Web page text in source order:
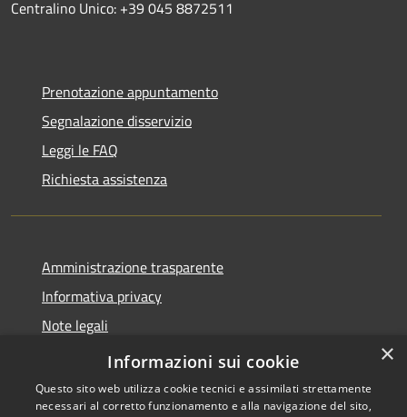
Centralino Unico: +39 045 8872511
Prenotazione appuntamento
Segnalazione disservizio
Leggi le FAQ
Richiesta assistenza
Amministrazione trasparente
Informativa privacy
Note legali
Dichiarazione di accessibilità
×
Informazioni sui cookie
Questo sito web utilizza cookie tecnici e assimilati strettamente
necessari al corretto funzionamento e alla navigazione del sito,